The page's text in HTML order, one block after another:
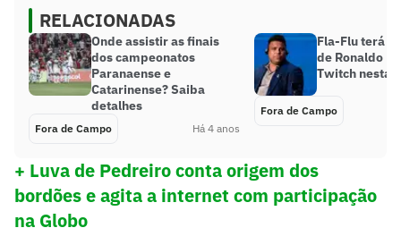
RELACIONADAS
Onde assistir as finais
dos campeonatos
Paranaense e
Catarinense? Saiba
detalhes
Fora de Campo Há 4 anos
Fla-Flu terá
de Ronaldo
Twitch nesta
Fora de Campo
+ Luva de Pedreiro conta origem dos
bordões e agita a internet com participação
na Globo